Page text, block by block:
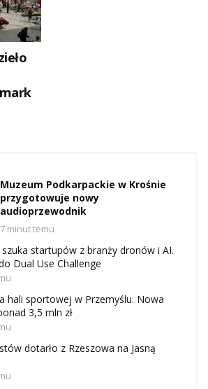
Muzeum Podkarpackie w Krośnie
przygotowuje nowy
audioprzewodnik
7 minut temu
startupów z branży dronów i AI.
Dual Use Challenge
hali sportowej w Przemyślu. Nowa
3,5 mln zł
dotarło z Rzeszowa na Jasną